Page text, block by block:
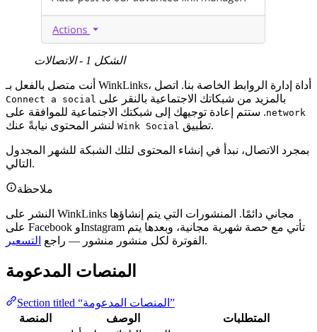
الشكل 1 - الاتصالات
أنت متصل بالفعل بـ WinkLinks، أداة إدارة الروابط الخاصة بنا. اتصل
بالمزيد من شبكاتك الاجتماعية بالنقر على Connect a social
network. ستتم إعادة توجيهك إلى شبكتك الاجتماعية للموافقة على
تطبيق Wink Social لنشر المحتوى نيابةً عنك.
بمجرد الاتصال، نبدأ في إنشاء المحتوى لتلك الشبكة للشهر المجدول
التالي.
ملاحظة
النشر على WinkLinks مجاني دائمًا. المنشورات التي يتم إنشاؤها
على Facebook وInstagram تأتي مع حصة شهرية مجانية، وبعدها يتم
الفوترة لكل منشور منشور — راجع التسعير .
المنصات المدعومة
Section titled “المنصات المدعومة”
المنصة
الوصف
المتطلبات